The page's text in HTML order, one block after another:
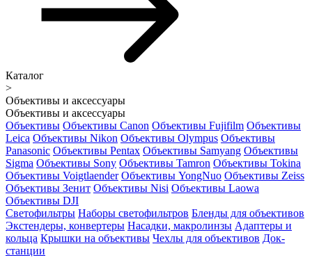
Каталог
>
Объективы и аксессуары
Объективы и аксессуары
Объективы Объективы Canon Объективы Fujifilm Объективы
Leica Объективы Nikon Объективы Olympus Объективы
Panasonic Объективы Pentax Объективы Samyang Объективы
Sigma Объективы Sony Объективы Tamron Объективы Tokina
Объективы Voigtlaender Объективы YongNuo Объективы Zeiss
Объективы Зенит Объективы Nisi Объективы Laowa
Объективы DJI
Светофильтры Наборы светофильтров Бленды для объективов
Экстендеры, конвертеры Насадки, макролинзы Адаптеры и
кольца Крышки на объективы Чехлы для объективов Док-
станции